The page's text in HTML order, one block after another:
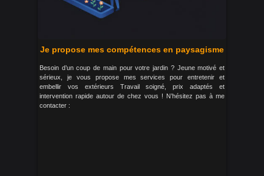
Je propose mes compétences en paysagisme
Besoin d’un coup de main pour votre jardin ? Jeune motivé et
sérieux, je vous propose mes services pour entretenir et
embellir vos extérieurs Travail soigné, prix adaptés et
intervention rapide autour de chez vous ! N’hésitez pas à me
contacter :